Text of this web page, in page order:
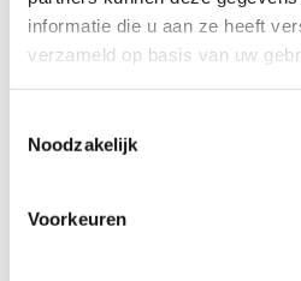
informatie die u aan ze heeft
verzameld op basis van uw
Noodzakelijk
Voorkeuren
DOWNLIGHTER SPECIAL